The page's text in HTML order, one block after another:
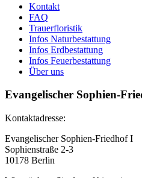
Kontakt
FAQ
Trauerfloristik
Infos Naturbestattung
Infos Erdbestattung
Infos Feuerbestattung
Über uns
Evangelischer Sophien-
Kontaktadresse:
Evangelischer Sophien-Friedhof I
Sophienstraße 2-3
10178 Berlin